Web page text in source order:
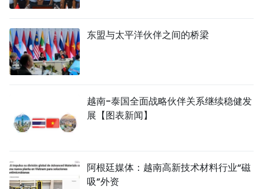
东盟与太平洋伙伴之间的桥梁
越南-泰国全面战略伙伴关系继续稳健发
展【图表新闻】
阿根廷媒体：越南高新技术材料行业“磁
吸”外资